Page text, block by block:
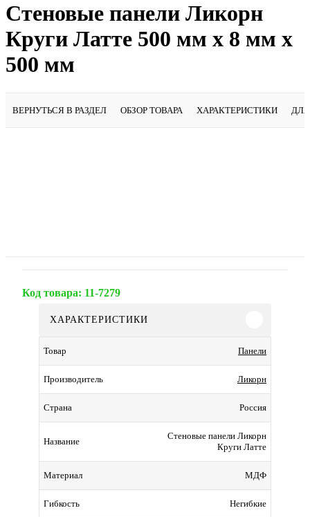
Стеновые панели Ликорн
Круги Латте 500 мм х 8 мм х
500 мм
ВЕРНУТЬСЯ В РАЗДЕЛ ОБЗОР ТОВАРА ХАРАКТЕРИСТИКИ
Код товара: 11-7279
ХАРАКТЕРИСТИКИ
Товар Панели
Производитель Ликорн
Страна Россия
Название
Стеновые панели Ликорн
Круги Латте
Материал МДФ
Гибкость Негибкие